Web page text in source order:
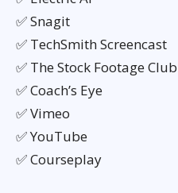
✅ Snagit
✅ TechSmith Screencast
✅ The Stock Footage Club
✅ Coach’s Eye
✅ Vimeo
✅ YouTube
✅ Courseplay